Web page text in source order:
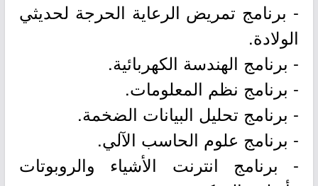
- برنامج تمريض الرعاية الحرجة لحديثي
الولادة.
- برنامج الهندسة الكهربائية.
- برنامج نظم المعلومات.
- برنامج تحليل البيانات الضخمة.
- برنامج علوم الحاسب الآلي.
- برنامج انترنت الأشياء والروبوتات